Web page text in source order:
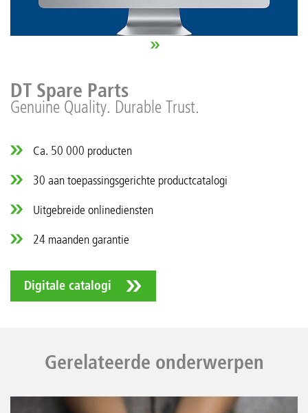
DT Spare Parts
Genuine Quality. Durable Trust.
Ca. 50 000 producten
30 aan toepassingsgerichte productcatalogi
Uitgebreide onlinediensten
24 maanden garantie
Digitale catalogi
Gerelateerde onderwerpen